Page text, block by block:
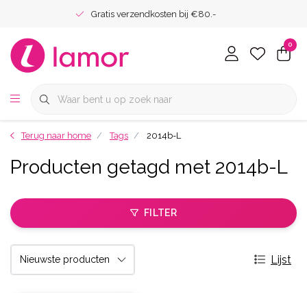
Gratis verzendkosten bij €80.-
0
Terug naar home Tags 2014b-L
Producten getagd met 2014b-L
FILTER
Lijst